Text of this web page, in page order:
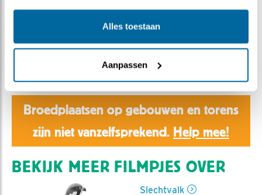
Alles toestaan
Aanpassen
Specht als ontbijt
Aaltje | Geplaatst op 26 april 2020, 9:00 |
leuk| Bewaar dit filmpje| 1032x
Broedplaatsen op gebouwen en torens
zijn niet vanzelfsprekend. Help mee!
BEKIJK MEER FILMPJES OVER
Slechtvalk